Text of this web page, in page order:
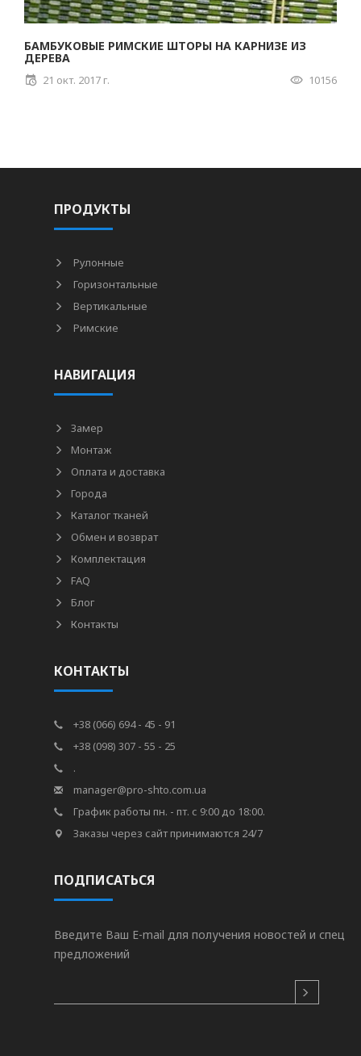
БАМБУКОВЫЕ РИМСКИЕ ШТОРЫ НА КАРНИЗЕ ИЗ
ДЕРЕВА
21 окт. 2017 г. 10156
ПРОДУКТЫ
Рулонные
Горизонтальные
Вертикальные
Римские
НАВИГАЦИЯ
Замер
Монтаж
Оплата и доставка
Города
Каталог тканей
Обмен и возврат
Комплектация
FAQ
Блог
Контакты
КОНТАКТЫ
+38 (066) 694 - 45 - 91
+38 (098) 307 - 55 - 25
.
manager@pro-shto.com.ua
График работы пн. - пт. с 9:00 до 18:00.
Заказы через сайт принимаются 24/7
ПОДПИСАТЬСЯ
Введите Ваш E-mail для получения новостей и спец
предложений